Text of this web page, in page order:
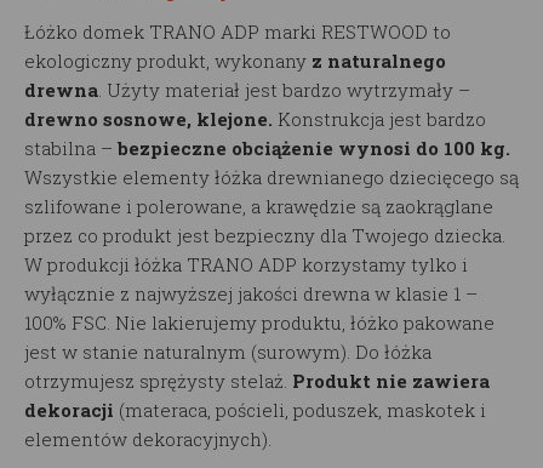
Łóżko domek TRANO ADP marki RESTWOOD to
ekologiczny produkt, wykonany z naturalnego
drewna. Użyty materiał jest bardzo wytrzymały –
drewno sosnowe, klejone. Konstrukcja jest bardzo
stabilna – bezpieczne obciążenie wynosi do 100 kg.
Wszystkie elementy łóżka drewnianego dziecięcego są
szlifowane i polerowane, a krawędzie są zaokrąglane
przez co produkt jest bezpieczny dla Twojego dziecka.
W produkcji łóżka TRANO ADP korzystamy tylko i
wyłącznie z najwyższej jakości drewna w klasie 1 –
100% FSC. Nie lakierujemy produktu, łóżko pakowane
jest w stanie naturalnym (surowym). Do łóżka
otrzymujesz sprężysty stelaż. Produkt nie zawiera
dekoracji (materaca, pościeli, poduszek, maskotek i
elementów dekoracyjnych).